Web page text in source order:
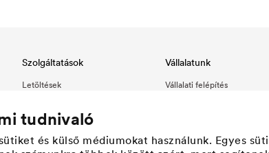
tudnivaló
és külső médiumokat használunk. Egyes
Szolgáltatások
Letöltések
Partnereink
Kapcsolat
Vállalatunk
Vállalati felépítés
Fenntarthatóság
Innováció